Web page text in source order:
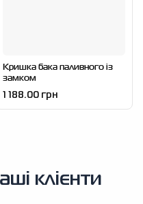
Кришка бака паливного із
замком
1 188.00 грн
клієнти